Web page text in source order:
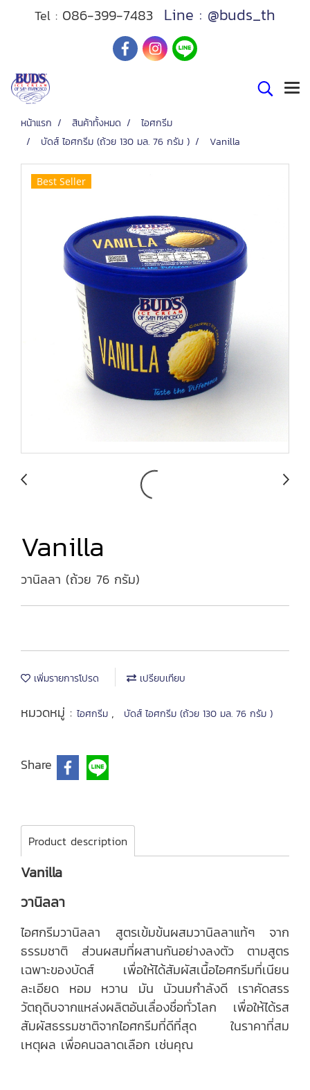
Tel : 086-399-7483 Line : @buds_th
หน้าแรก สินค้าทั้งหมด
ไอศกรีม
บัดส์ ไอศกรีม (ถ้วย 130 มล. 76 กรัม )
Vanilla
Best Seller
Vanilla
วานิลลา (ถ้วย 76 กรัม)
เพิ่มรายการโปรด เปรียบเทียบ
หมวดหมู่ : ไอศกรีม , บัดส์ ไอศกรีม (ถ้วย 130 มล. 76 กรัม )
Share
Product description
Vanilla
วานิลลา
ไอศกรีมวานิลลา สูตรเข้มข้นผสมวานิลลาแท้ๆ จาก
ธรรมชาติ ส่วนผสมที่ผสานกันอย่างลงตัว ตามสูตร
เฉพาะของบัดส์ เพื่อให้ได้สัมผัสเนื้อไอศกรีมที่เนียน
ละเอียด หอม หวาน มัน นัวนมกำลังดี เราคัดสรร
วัตถุดิบจากแหล่งผลิตอันเลื่องชื่อทั่วโลก เพื่อให้ได้รส
สัมผัสธรรมชาติจากไอศกรีมที่ดีที่สุด ในราคาที่สม
เหตุผล เพื่อคนฉลาดเลือก เช่นคุณ